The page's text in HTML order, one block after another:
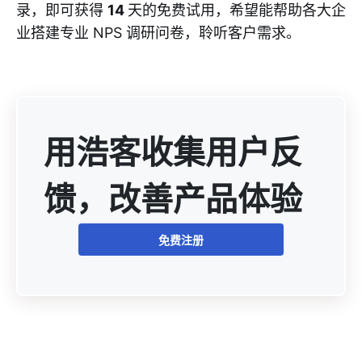
录，即可获得 14 天的免费试用，希望能帮助各大企
业搭建专业 NPS 调研问卷，聆听客户需求。
用浩客收集用户反
馈，改善产品体验
免费注册